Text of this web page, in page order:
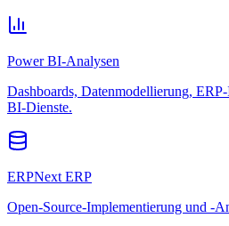
Power BI-Analysen
Dashboards, Datenmodellierung,
BI-Dienste.
ERPNext ERP
Open-Source-Implementierung und -